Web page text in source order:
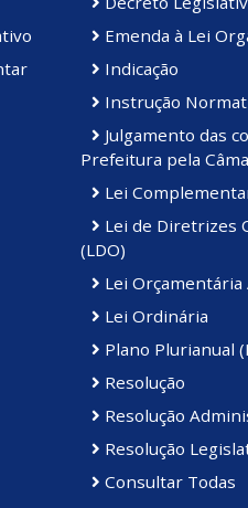
Emenda à Lei
Indicação
Instrução
Julgamento das
Prefeitura pela
Lei
Lei de Diretrizes
(LDO)
Lei Orçamentária
Lei Ordinária
Plano Plurianual
Resolução
Resolução
Resolução
Consultar Todas